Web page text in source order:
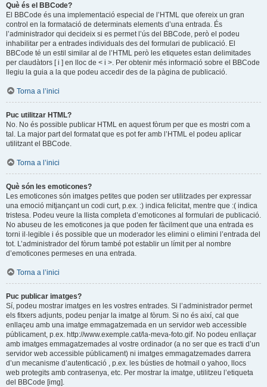
Què és el BBCode?
El BBCode és una implementació especial de l’HTML que ofereix un gran
control en la formatació de determinats elements d’una entrada. És
l’administrador qui decideix si es permet l’ús del BBCode, però el podeu
inhabilitar per a entrades individuals des del formulari de publicació. El
BBCode té un estil similar al de l’HTML però les etiquetes estan delimitades
per claudàtors [ i ] en lloc de < i >. Per obtenir més informació sobre el BBCode
llegiu la guia a la que podeu accedir des de la pàgina de publicació.
Torna a l’inici
Puc utilitzar HTML?
No. No és possible publicar HTML en aquest fòrum per que es mostri com a
tal. La major part del formatat que es pot fer amb l’HTML el podeu aplicar
utilitzant el BBCode.
Torna a l’inici
Què són les emoticones?
Les emoticones són imatges petites que poden ser utilitzades per expressar
una emoció mitjançant un codi curt, p.ex. :) indica felicitat, mentre que :( indica
tristesa. Podeu veure la llista completa d’emoticones al formulari de publicació.
No abuseu de les emoticones ja que poden fer fàcilment que una entrada es
torni il·legible i és possible que un moderador les elimini o elimini l’entrada del
tot. L’administrador del fòrum també pot establir un límit per al nombre
d’emoticones permeses en una entrada.
Torna a l’inici
Puc publicar imatges?
Sí, podeu mostrar imatges en les vostres entrades. Si l’administrador permet
els fitxers adjunts, podeu penjar la imatge al fòrum. Si no és així, cal que
enllaçeu amb una imatge emmagatzemada en un servidor web accessible
públicament, p.ex. http://www.exemple.cat/la-meva-foto.gif. No podeu enllaçar
amb imatges emmagatzemades al vostre ordinador (a no ser que es tracti d’un
servidor web accessible públicament) ni imatges emmagatzemades darrera
d’un mecanisme d’autenticació , p.ex. les bústies de hotmail o yahoo, llocs
web protegits amb contrasenya, etc. Per mostrar la imatge, utilitzeu l’etiqueta
del BBCode [img].